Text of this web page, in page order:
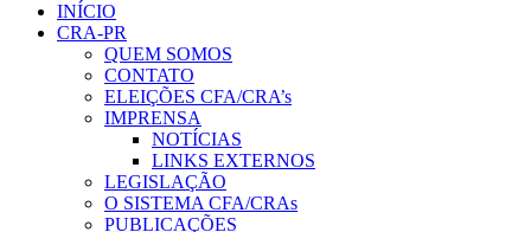
INÍCIO
CRA-PR
QUEM SOMOS
CONTATO
ELEIÇÕES CFA/CRA’s
IMPRENSA
NOTÍCIAS
LINKS EXTERNOS
LEGISLAÇÃO
O SISTEMA CFA/CRAs
PUBLICAÇÕES